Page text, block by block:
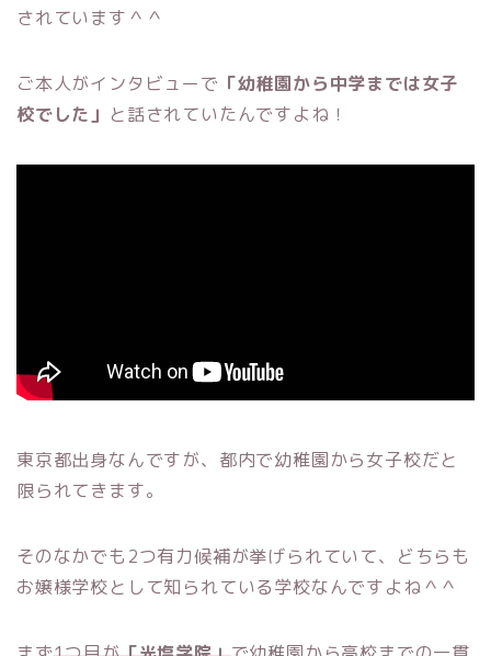
されています＾＾
ご本人がインタビューで 「幼稚園から中学までは女子
校でした」 と話されていたんですよね！
東京都出身なんですが、都内で幼稚園から女子校だと
限られてきます。
そのなかでも2つ有力候補が挙げられていて、どちらも
お嬢様学校として知られている学校なんですよね＾＾